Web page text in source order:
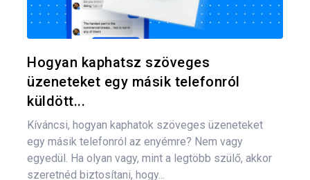
Hogyan kaphatsz szöveges
üzeneteket egy másik telefonról
küldött...
Kíváncsi, hogyan kaphatok szöveges üzeneteket
egy másik telefonról az enyémre? Nem vagy
egyedül. Ha olyan vagy, mint a legtöbb szülő, akkor
szeretnéd biztosítani, hogy...